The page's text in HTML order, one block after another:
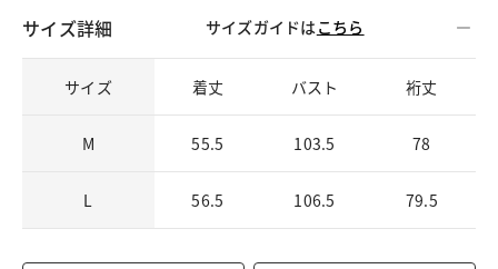
サイズ詳細 サイズガイドはこちら
サイズ 着丈 バスト 裄丈
M 55.5 103.5 78
L 56.5 106.5 79.5